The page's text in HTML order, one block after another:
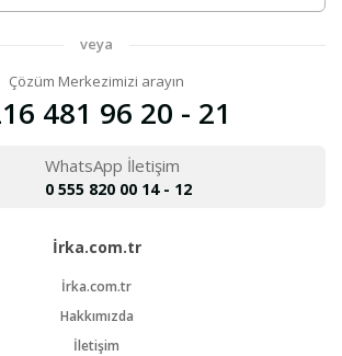
veya
Çözüm Merkezimizi arayın
481 96 20 - 21
WhatsApp İletişim
0 555 820 00 14 - 12
İrka.com.tr
İrka.com.tr
Hakkımızda
İletişim